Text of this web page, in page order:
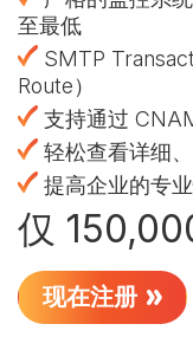
至最低
SMTP
Route）
支持通过
轻松查看详细
提高企业的专
仅
现在注册